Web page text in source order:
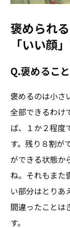
褒められ
「いい顔
Q.褒めるこ
褒めるのは小さ
全部できるわけ
ば、１か２程度
す。残り８割が
ができる状態か
ね。それもまた
い部分はとりあ
間違ったことは
す。